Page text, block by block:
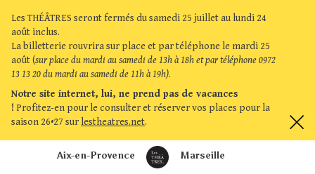
Les THÉÂTRES seront fermés du samedi 25 juillet au lundi 24
août inclus.
La billetterie rouvrira sur place et par téléphone le mardi 25
août (sur place du mardi au samedi de 13h à 18h et par téléphone 0972
13 13 20 du mardi au samedi de 11h à 19h).
Notre site internet, lui, ne prend pas de vacances
! Profitez-en pour le consulter et réserver vos places pour la
saison 26•27 sur lestheatres.net.
Marseille
Aix-en-Provence